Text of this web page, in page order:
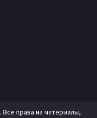
. Все права на материалы,